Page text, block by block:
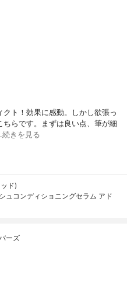
ト！効果に感動。しかし欲張っ
らです。まずは良い点、筆が細
続きを見る
ド)
ュコンディショニングセラム アド
ーズ